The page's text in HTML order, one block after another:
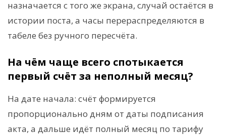
назначается с того же экрана, случай остаётся в
истории поста, а часы перераспределяются в
табеле без ручного пересчёта.
На чём чаще всего спотыкается
первый счёт за неполный месяц?
На дате начала: счёт формируется
пропорционально дням от даты подписания
акта, а дальше идёт полный месяц по тарифу